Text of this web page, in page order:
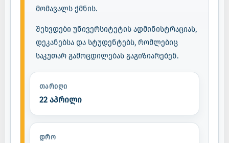
მომავალს ქმნის.
შეხვდები უნივერსიტეტის ადმინისტრაციას,
დეკანებსა და სტუდენტებს, რომლებიც
საკუთარ გამოცდილებას გაგიზიარებენ.
ᲗᲐᲠᲘᲦᲘ
22 აპრილი
ᲓᲠᲝ